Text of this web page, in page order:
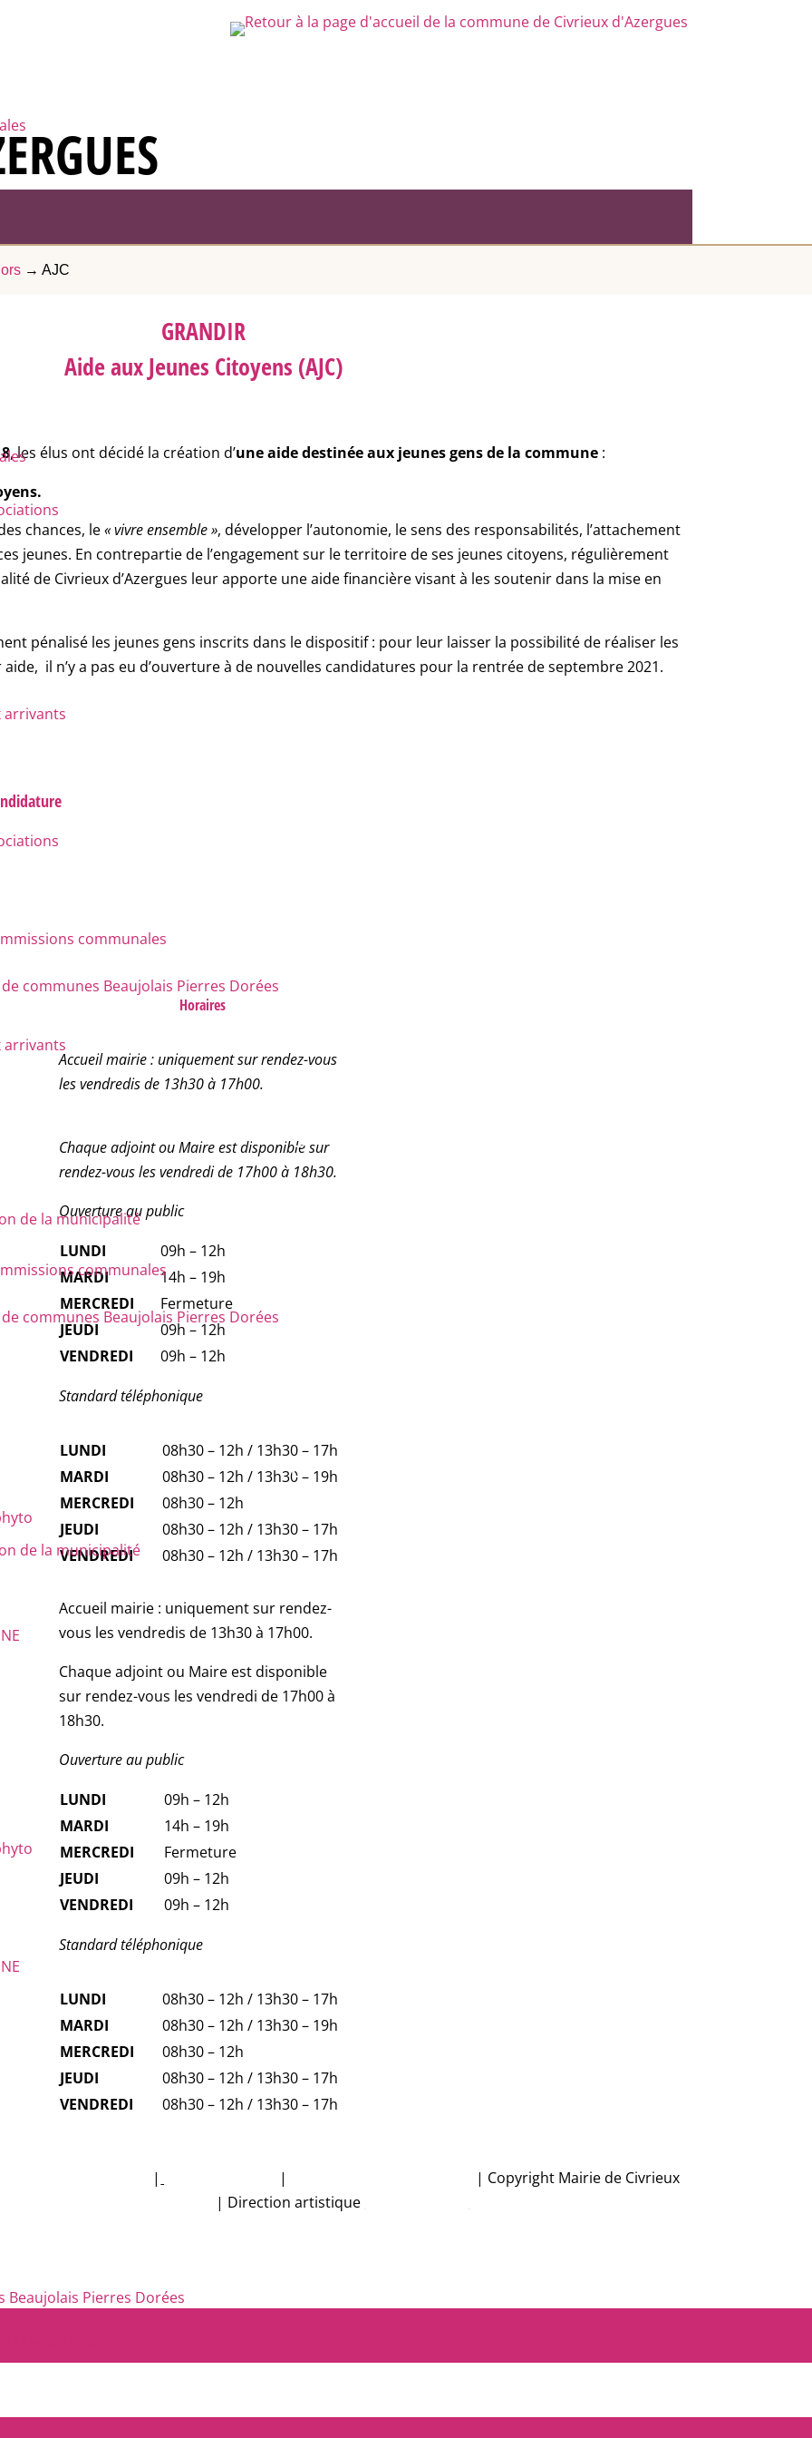
arrivants
communales
communes Beaujolais Pierres Dorées
de la municipalité
arrivants
communales
communes Beaujolais Pierres Dorées
de la municipalité
Beaujolais Pierres Dorées
→AJC
GRANDIR
Aide aux Jeunes Citoyens (AJC)
, les élus ont décidé la création d’une aide destinée aux jeunes gens de la commune :
chances, le« vivre ensemble », développer l’autonomie, le sens des responsabilités, l’attachement
jeunes. En contrepartie de l’engagement sur le territoire de ses jeunes citoyens, régulièrement
de Civrieux d’Azergues leur apporte une aide financière visant à les soutenir dans la mise en
pénalisé les jeunes gens inscrits dans le dispositif : pour leur laisser la possibilité de réaliser les
aide, il n’y a pas eu d’ouverture à de nouvelles candidatures pour la rentrée de septembre 2021.
Horaires
Accueil mairie : uniquement sur rendez-vous
les vendredis de 13h30 à 17h00.
Chaque adjoint ou Maire est disponible sur
rendez-vous les vendredi de 17h00 à 18h30.
Ouverture au public
LUNDI
09h – 12h
MARDI
14h – 19h
MERCREDI
Fermeture
JEUDI
09h – 12h
VENDREDI
09h – 12h
Standard téléphonique
LUNDI
08h30 – 12h / 13h30 – 17h
MARDI
08h30 – 12h / 13h30 – 19h
MERCREDI
08h30 – 12h
JEUDI
08h30 – 12h / 13h30 – 17h
VENDREDI
08h30 – 12h / 13h30 – 17h
Accueil mairie : uniquement sur rendez-
vous les vendredis de 13h30 à 17h00.
Chaque adjoint ou Maire est disponible
sur rendez-vous les vendredi de 17h00 à
18h30.
Ouverture au public
LUNDI
09h – 12h
MARDI
14h – 19h
MERCREDI
Fermeture
JEUDI
09h – 12h
VENDREDI
09h – 12h
Standard téléphonique
LUNDI
08h30 – 12h / 13h30 – 17h
MARDI
08h30 – 12h / 13h30 – 19h
MERCREDI
08h30 – 12h
JEUDI
08h30 – 12h / 13h30 – 17h
VENDREDI
08h30 – 12h / 13h30 – 17h
| | | Copyright Mairie de Civrieux
| Direction artistique